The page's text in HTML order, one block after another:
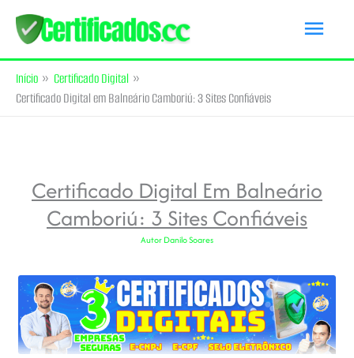
para
o
conteúdo
Início
Certificado Digital
Certificado Digital em Balneário Camboriú: 3 Sites Confiáveis
Certificado Digital Em Balneário
Camboriú: 3 Sites Confiáveis
AutorDanilo Soares